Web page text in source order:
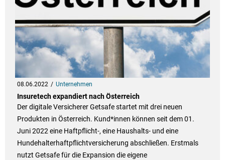
08.06.2022 Unternehmen
Insuretech expandiert nach Österreich
Der digitale Versicherer Getsafe startet mit drei neuen
Produkten in Österreich. Kund*innen können seit dem 01.
Juni 2022 eine Haftpflicht-, eine Haushalts- und eine
Hundehalterhaftpflichtversicherung abschließen. Erstmals
nutzt Getsafe für die Expansion die eigene